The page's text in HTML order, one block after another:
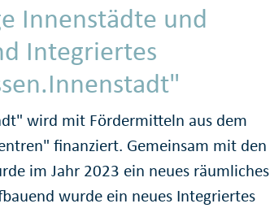
Innenstädte und
Integriertes
wird mit Förder­mitteln aus dem
finanziert. Gemeinsam mit den
im Jahr 2023 ein neues räumliches
wurde ein neues Integriertes